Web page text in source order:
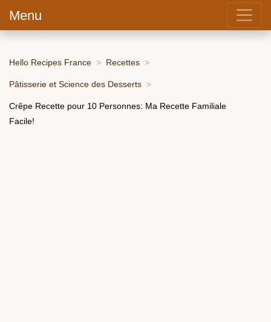
Menu
Hello Recipes France Recettes
Pâtisserie et Science des Desserts
Crêpe Recette pour 10 Personnes: Ma Recette Familiale
Facile!